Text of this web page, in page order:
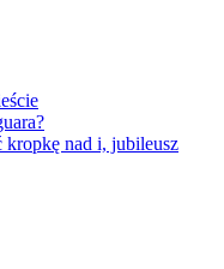
nad i, jubileusz